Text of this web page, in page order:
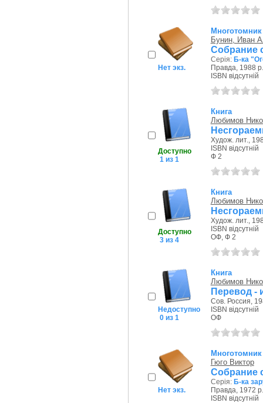
Нет экз.
Многотомник
Бунин, Иван
Собрание
Серія: Б-ка
Правда, 1988 р.
ISBN відсутній
Доступно
1 из 1
Книга
Любимов
Худож. лит.,
ISBN відсутній
Ф 2
Доступно
3 из 4
Книга
Любимов
Худож. лит.,
ISBN відсутній
ОФ, Ф 2
Недоступно
0 из 1
Книга
Любимов
Перевод -
Сов. Россия,
ISBN відсутній
ОФ
Нет экз.
Многотомник
Гюго Виктор
Собрание
Серія: Б-ка
Правда, 1972 р.
ISBN відсутній